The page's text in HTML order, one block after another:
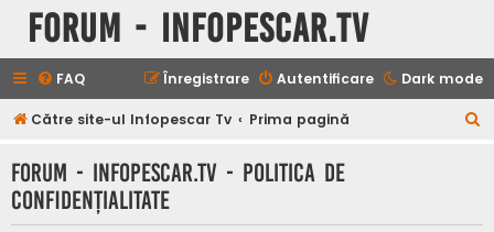
Forum - InfoPescar.Tv
Dark mode
FAQ Autentificare
Înregistrare
Către site-ul Infopescar Tv Prima pagină
Forum - InfoPescar.Tv - Politica de
confidenţialitate